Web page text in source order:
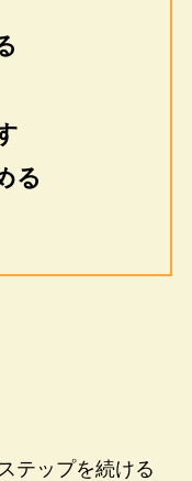
る
テップを続ける